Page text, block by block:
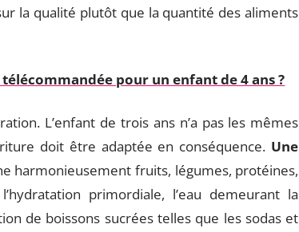
la qualité plutôt que la quantité des aliments
pour un enfant de 4 ans ?
L’enfant de trois ans n’a pas les mêmes
doit être adaptée en conséquence. Une
harmonieusement fruits, légumes, protéines,
primordiale, l’eau demeurant la
de boissons sucrées telles que les sodas et